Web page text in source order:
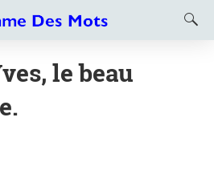
le beau